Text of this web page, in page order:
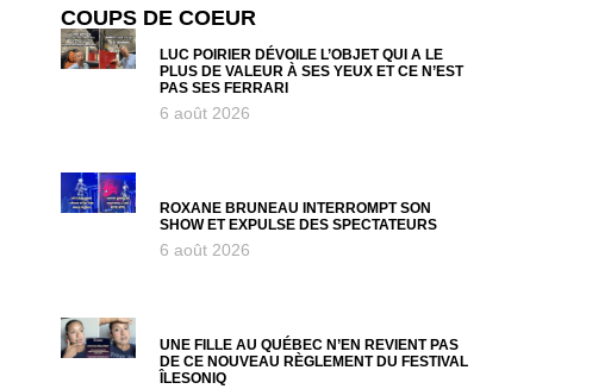
COUPS DE COEUR
LUC POIRIER DÉVOILE L’OBJET QUI A LE
PLUS DE VALEUR À SES YEUX ET CE N’EST
PAS SES FERRARI
6 août 2026
ROXANE BRUNEAU INTERROMPT SON
SHOW ET EXPULSE DES SPECTATEURS
6 août 2026
UNE FILLE AU QUÉBEC N’EN REVIENT PAS
DE CE NOUVEAU RÈGLEMENT DU FESTIVAL
ÎLESONIQ